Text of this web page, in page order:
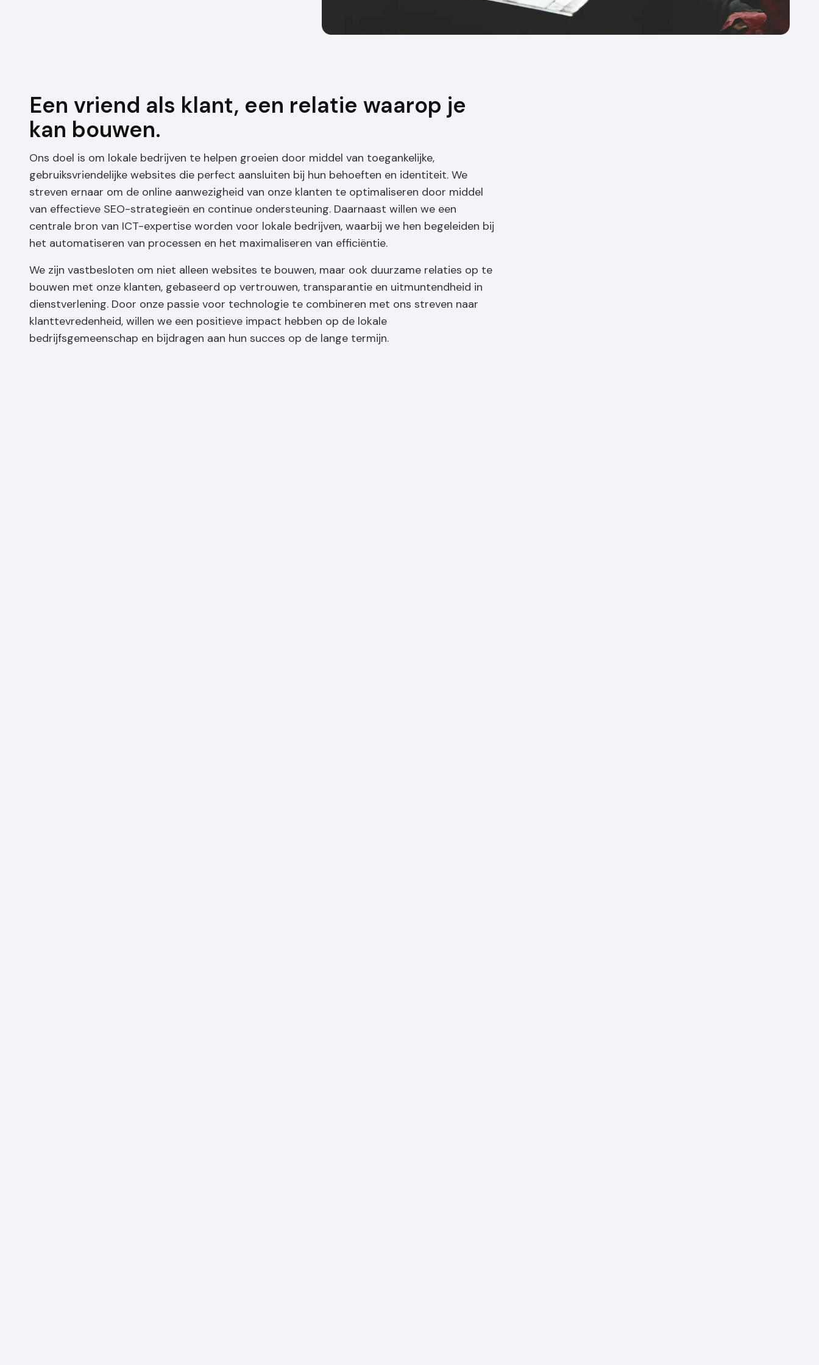
Een vriend als klant, een relatie waarop je
kan bouwen.
Ons doel is om lokale bedrijven te helpen groeien door middel van toegankelijke,
gebruiksvriendelijke websites die perfect aansluiten bij hun behoeften en identiteit. We
streven ernaar om de online aanwezigheid van onze klanten te optimaliseren door middel
van effectieve SEO-strategieën en continue ondersteuning. Daarnaast willen we een
centrale bron van ICT-expertise worden voor lokale bedrijven, waarbij we hen begeleiden bij
het automatiseren van processen en het maximaliseren van efficiëntie.
We zijn vastbesloten om niet alleen websites te bouwen, maar ook duurzame relaties op te
bouwen met onze klanten, gebaseerd op vertrouwen, transparantie en uitmuntendheid in
dienstverlening. Door onze passie voor technologie te combineren met ons streven naar
klanttevredenheid, willen we een positieve impact hebben op de lokale
bedrijfsgemeenschap en bijdragen aan hun succes op de lange termijn.